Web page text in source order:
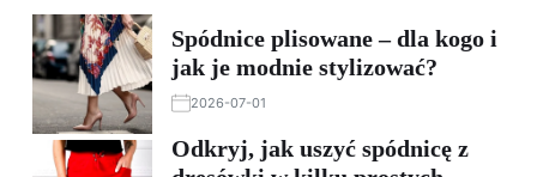
Spódnice plisowane – dla kogo i
jak je modnie stylizować?
2026-07-01
Odkryj, jak uszyć spódnicę z